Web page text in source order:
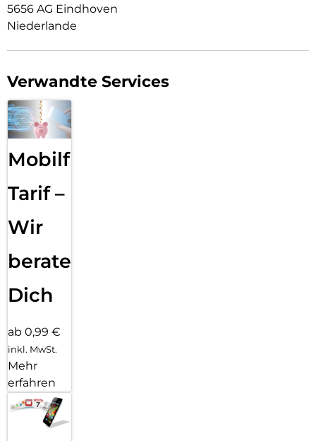
5656 AG Eindhoven
Niederlande
Verwandte Services
Mobilfunk
Tarif –
Wir
beraten
Dich
ab 0,99 €
inkl. MwSt.
Mehr
erfahren